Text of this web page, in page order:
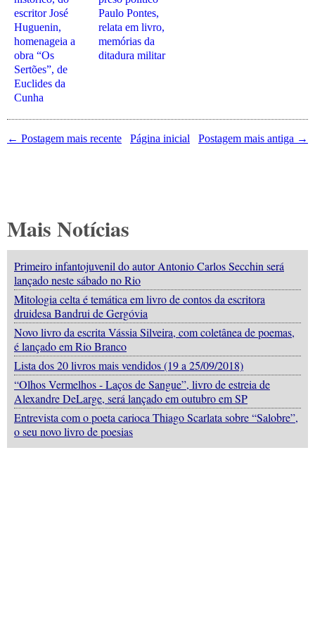
escritor José
Huguenin,
homenageia a
obra “Os
Sertões”, de
Euclides da
Cunha
Paulo Pontes,
relata em livro,
memórias da
ditadura militar
← Postagem mais recente Postagem mais antiga →
Página inicial
Mais Notícias
Primeiro infantojuvenil do autor Antonio Carlos Secchin será
lançado neste sábado no Rio
Mitologia celta é temática em livro de contos da escritora
druidesa Bandrui de Gergóvia
Novo livro da escrita Vássia Silveira, com coletânea de poemas,
é lançado em Rio Branco
Lista dos 20 livros mais vendidos (19 a 25/09/2018)
“Olhos Vermelhos - Laços de Sangue”, livro de estreia de
Alexandre DeLarge, será lançado em outubro em SP
Entrevista com o poeta carioca Thiago Scarlata sobre “Salobre”,
o seu novo livro de poesias